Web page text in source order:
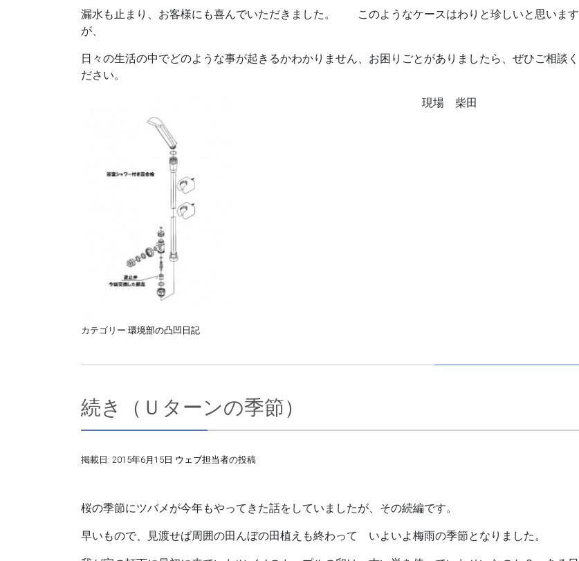
漏水も止まり、 お客様にも喜んでいただきました。
このようなケースはわりと珍しいと思います
が、
日々の生活の中でどのような事が起きるかわかりません、お困りごとがありましたら、ぜひご相談く
ださい。
現場 柴田
カテゴリー:環境部の凸凹日記
続き（Ｕターンの季節）
掲載日: 2015年6月15日 ウェブ担当者の投稿
桜の季節にツバメ が今年もやってきた話をしていましたが、その続編です。
早いもので、見渡せば周囲の田んぼの田植えも終わって いよいよ梅雨の季節となりました。